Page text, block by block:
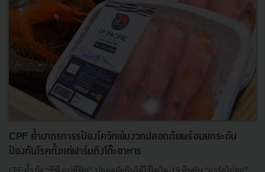
CPF ย้ำมาตรการรป้องโควิดเข้มงวดปลอดภัยพร้อมยกระดับ
ป้องกันโรคตั้งแต่ฟาร์มถึงโต๊ะอาหาร
CPF ย้ำ กุ้ง “ซีพี แปซิฟิก” ปลอดภัยกินได้ไร้โควิด-19 ยืนยัน “การ์ดไม่ตก”